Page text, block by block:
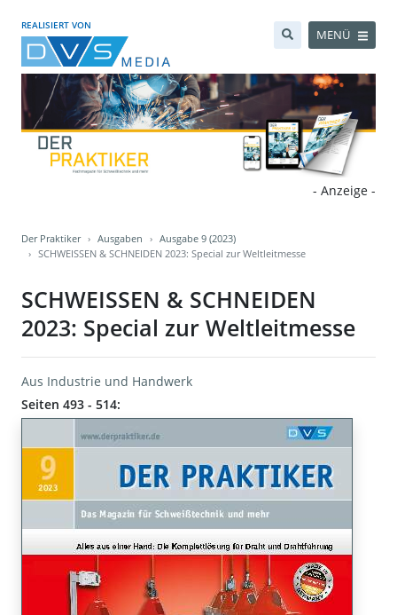
REALISIERT VON
MENÜ
- Anzeige -
Der Praktiker Ausgaben
Ausgabe 9 (2023)
SCHWEISSEN & SCHNEIDEN 2023: Special zur Weltleitmesse
SCHWEISSEN & SCHNEIDEN
2023: Special zur Weltleitmesse
Aus Industrie und Handwerk
Seiten 493 - 514: